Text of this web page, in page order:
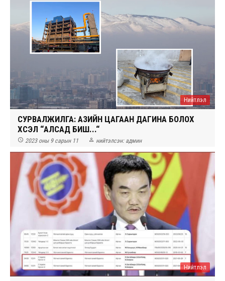
Нийтлэл
СУРВАЛЖИЛГА: АЗИЙН ЦАГААН ДАГИНА БОЛОХ
ХҮСЭЛ “АЛСАД БИШ...“
 2023 оны 9 сарын 11  нийтэлсэн: админ
Нийтлэл